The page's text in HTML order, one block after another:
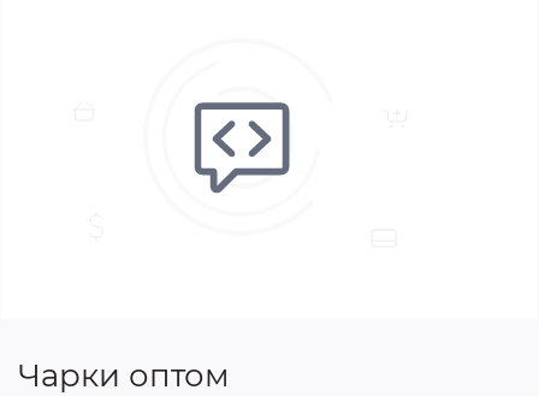
Чарки оптом